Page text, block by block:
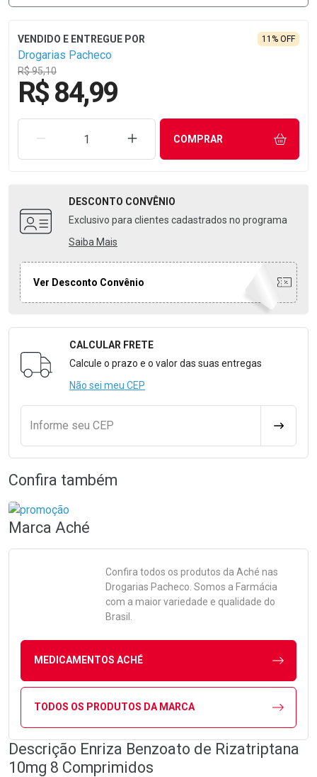
Drogarias Pacheco
R$ 95,10
11% OFF
R$ 84,99
REMOVER UMA UNIDADEAUMENTAR UMA UNIDADE
COMPRAR
DESCONTO CONVÊNIO
Exclusivo para clientes cadastrados no programa
Saiba Mais
Ver Desconto Convênio
Formulário para Calcular o Frete
CALCULAR FRETE
Calcule o prazo e o valor das suas entregas
Não sei meu CEP
Informe seu CEP
Confira também
Marca Aché
Confira todos os produtos da Aché nas
Drogarias Pacheco. Somos a Farmácia
com a maior variedade e qualidade do
Brasil.
MEDICAMENTOS ACHÉ
TODOS OS PRODUTOS DA MARCA
Descrição Enriza Benzoato de Rizatriptana
10mg 8 Comprimidos